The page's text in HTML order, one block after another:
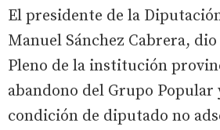
El presidente de la
Manuel Sánchez Cabrera,
Pleno de la institución
abandono del Grupo Popular
condición de diputado no